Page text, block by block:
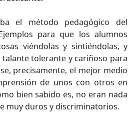
el método pedagógico del
para que los alumnos
viéndolas y sintiéndolas, y
tolerante y cariñoso para
precisamente, el mejor medio
de unos con otros en
bien sabido es, no eran nada
muy duros y discriminatorios.